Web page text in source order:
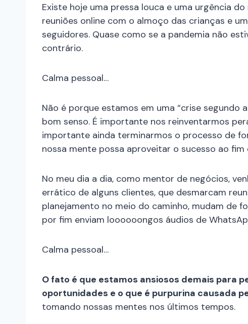
Existe hoje uma pressa louca e uma urgência
reuniões online com o almoço das crianças e
seguidores. Quase como se a pandemia não
contrário.
Calma pessoal…
Não é porque estamos em uma “crise segundo
bom senso. É importante nos reinventarmos
importante ainda terminarmos o processo de
nossa mente possa aproveitar o sucesso ao fim
No meu dia a dia, como mentor de negócios,
errático de alguns clientes, que desmarcam
planejamento no meio do caminho, mudam de
por fim enviam loooooongos áudios de
Calma pessoal…
O fato é que estamos ansiosos demais para
oportunidades e o que é purpurina causada
tomando nossas mentes nos últimos tempos.